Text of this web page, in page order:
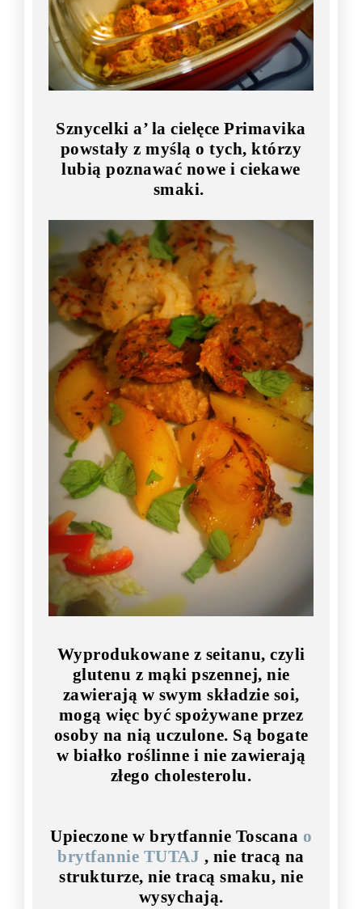
Sznycelki a’ la cielęce Primavika
powstały z myślą o tych, którzy
lubią poznawać nowe i ciekawe
smaki.
Wyprodukowane z seitanu, czyli
glutenu z mąki pszennej, nie
zawierają w swym składzie soi,
mogą więc być spożywane przez
osoby na nią uczulone. Są bogate
w białko roślinne i nie zawierają
złego cholesterolu.
Upieczone w brytfannie Toscana o
brytfannie TUTAJ , nie tracą na
strukturze, nie tracą smaku, nie
wysychają.